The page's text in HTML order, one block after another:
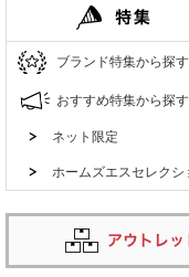
ブランド特集から探す
おすすめ特集から探す
ネット限定
ホームズエスセレクシ